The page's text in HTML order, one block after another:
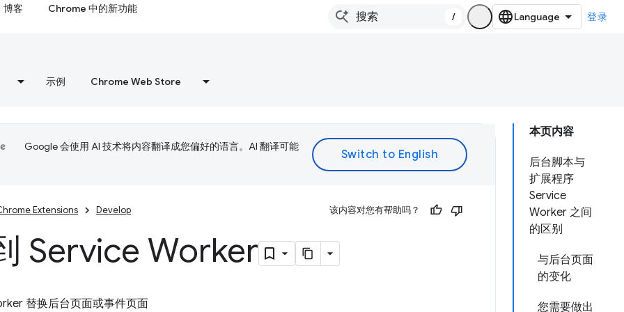
博客 Chrome 中的新功能
/ 登录
示例 Chrome Web Store
本页内容
后台脚本与
扩展程序
Service
Worker 之间
的区别
与后台页面
的变化
您需要做出
Google 会使用 AI 技术将内容翻译成您偏好的语言。AI 翻译可能
Extensions Develop 该内容对您有帮助吗？
Service Worker
替换后台页面或事件页面